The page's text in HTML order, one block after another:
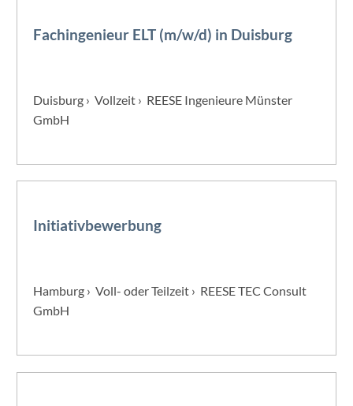
Fachingenieur ELT (m/w/d) in Duisburg
Duisburg › Vollzeit › REESE Ingenieure Münster
GmbH
Initiativbewerbung
Hamburg › Voll- oder Teilzeit › REESE TEC Consult
GmbH